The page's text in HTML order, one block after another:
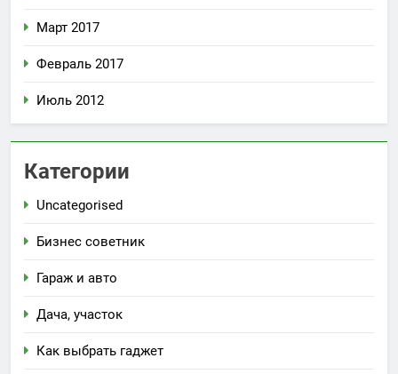
Март 2017
Февраль 2017
Июль 2012
Категории
Uncategorised
Бизнес советник
Гараж и авто
Дача, участок
Как выбрать гаджет